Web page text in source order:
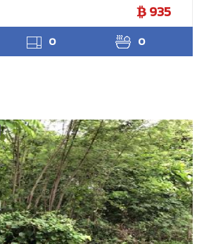
935
0 0
ANTPUNYAPA